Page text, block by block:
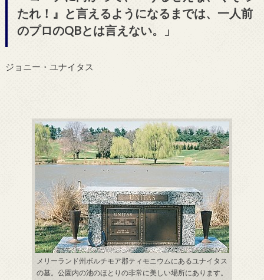
たれ！』と言えるようになるまでは、一人前
のプロのQBとは言えない。」
ジョニー・ユナイタス
メリーランド州ボルチモア郡ティモニウムにあるユナイタス
の墓。公園内の池のほとりの非常に美しい場所にあります。